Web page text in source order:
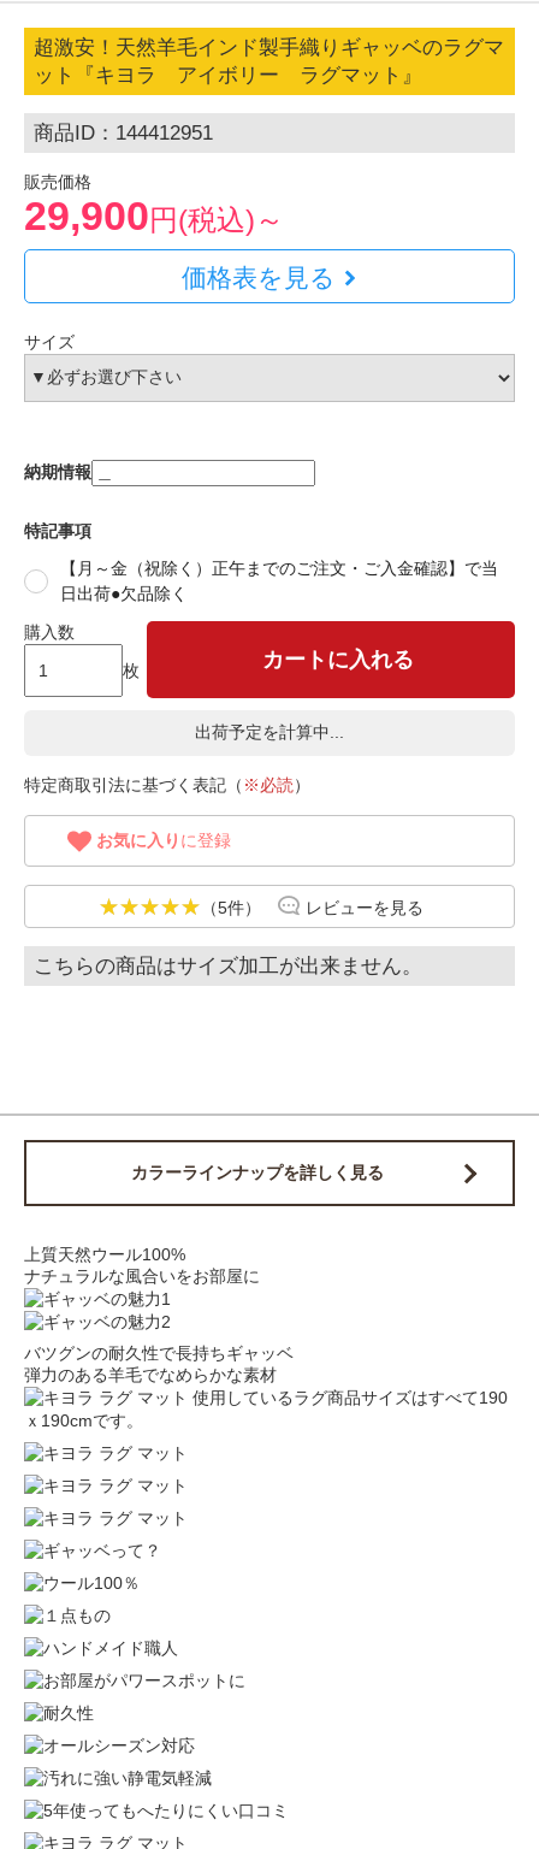
超激安！天然羊毛インド製手織りギャッベのラグマ
ット『キヨラ アイボリー ラグマット』
商品ID：144412951
販売価格
29,900円(税込)～
価格表を見る
サイズ
納期情報
特記事項
【月～金（祝除く）正午までのご注文・ご入金確認】で当
日出荷●欠品除く
購入数
枚
カートに入れる
出荷予定を計算中...
特定商取引法に基づく表記（ ※必読）
お気に入り に登録
（5件） レビューを見る
こちらの商品はサイズ加工が出来ません。
カラーラインナップを詳しく見る
上質天然ウール100%
ナチュラルな風合いをお部屋に
バツグンの耐久性で長持ちギャッベ
弾力のある羊毛でなめらかな素材
使用しているラグ商品サイズはすべて190
ｘ190cmです。